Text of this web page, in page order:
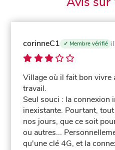
corinneC1 ✓ Membre vérifié
Village où il fait bon vivre
travail.
Seul souci : la connexion
inexistante. Pourtant,
nos jours, que ce soit
ou autres...
qu'une clé 4G, et la